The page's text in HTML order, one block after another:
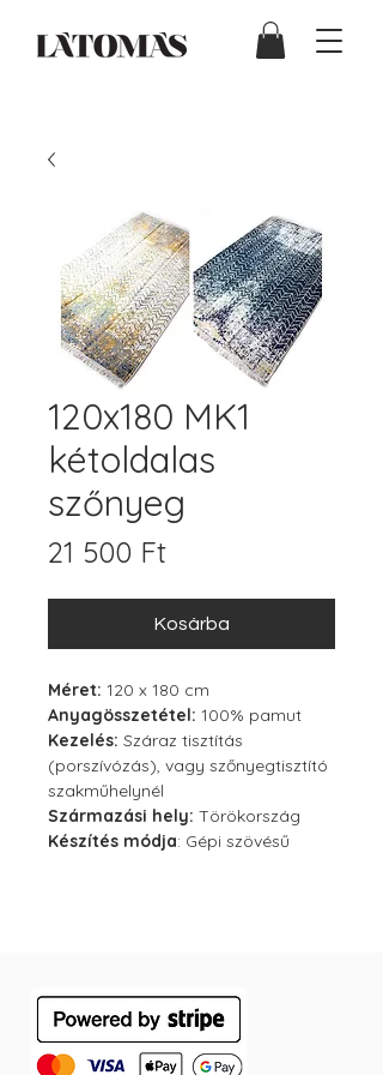
120x180 MK1
kétoldalas
szőnyeg
21 500 FtÁr
Kosárba
Méret: 120 x 180 cm
Anyagösszetétel: 100% pamut
Kezelés: Száraz tisztítás
(porszívózás), vagy szőnyegtisztító
szakműhelynél
Származási hely: Törökország
Készítés módja: Gépi szövésű